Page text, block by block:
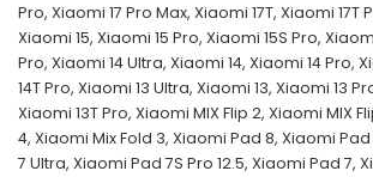
Pro, Xiaomi 17 Pro Max, Xiaomi 17T, Xiaomi 17T
Xiaomi 15, Xiaomi 15 Pro, Xiaomi 15S Pro,
Pro, Xiaomi 14 Ultra, Xiaomi 14, Xiaomi 14 Pro,
14T Pro, Xiaomi 13 Ultra, Xiaomi 13, Xiaomi 13
Xiaomi 13T Pro, Xiaomi MIX Flip 2, Xiaomi MIX
4, Xiaomi Mix Fold 3, Xiaomi Pad 8, Xiaomi
7 Ultra, Xiaomi Pad 7S Pro 12.5, Xiaomi Pad 7,